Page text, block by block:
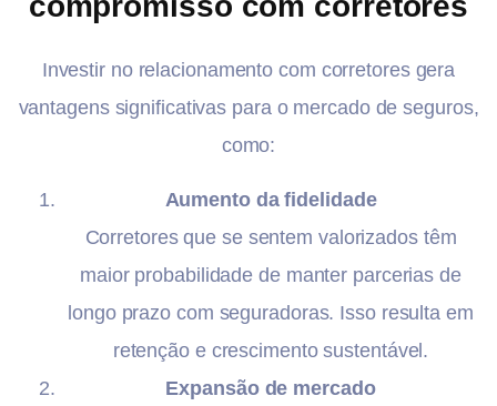
Investir no relacionamento com corretores gera
vantagens significativas para o mercado de seguros,
como:
Aumento da fidelidade
Corretores que se sentem valorizados têm
maior probabilidade de manter parcerias de
longo prazo com seguradoras. Isso resulta em
retenção e crescimento sustentável.
Expansão de mercado